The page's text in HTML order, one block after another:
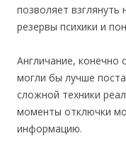
позволяет
резервы психики и
Англичание, конечно
могли бы лучше
сложной техники
моменты отключки
информацию.